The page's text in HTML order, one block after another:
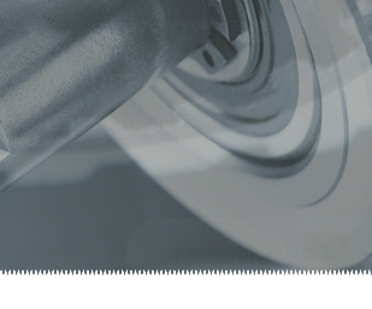
橡胶双面齿同步带
橡胶多楔带
橡胶开口带
了解我们的产品